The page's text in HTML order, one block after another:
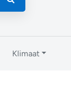
Klimaat